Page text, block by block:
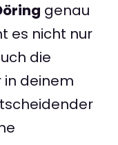
genau
es nicht nur
die
in deinem